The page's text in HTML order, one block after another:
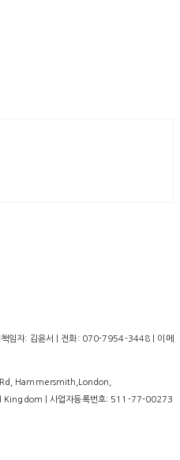
책임자: 김윤서 | 전화: 070-7954-3448 | 이메
Hammersmith,London,
| 사업자등록번호: 511-77-00273